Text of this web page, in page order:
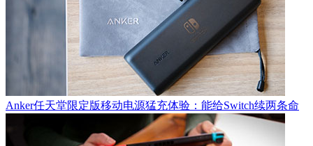
Anker任天堂限定版移动电源猛充体验：能给Switch续两条命